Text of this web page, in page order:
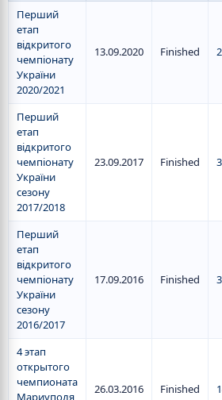
Перший
етап
відкритого
чемпіонату
України
2020/2021
13.09.2020 Finished
Перший
етап
відкритого
чемпіонату
України
сезону
2017/2018
23.09.2017 Finished
Перший
етап
відкритого
чемпіонату
України
сезону
2016/2017
17.09.2016 Finished
4 этап
открытого
чемпионата
Мариуполя
26.03.2016 Finished